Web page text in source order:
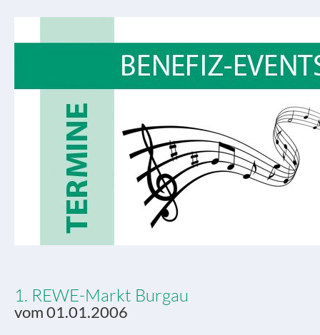
1. REWE-Markt Burgau
vom 01.01.2006